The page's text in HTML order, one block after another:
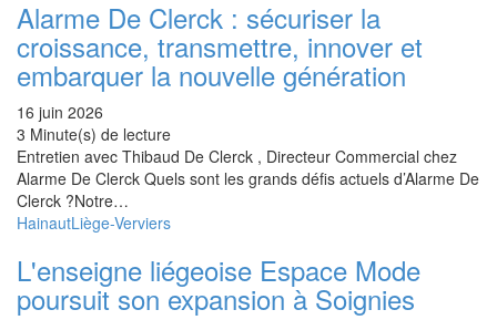
Alarme De Clerck : sécuriser la
croissance, transmettre, innover et
embarquer la nouvelle génération
16 juin 2026
3 Minute(s) de lecture
Entretien avec Thibaud De Clerck , Directeur Commercial chez
Alarme De Clerck Quels sont les grands défis actuels d’Alarme De
Clerck ?Notre…
HainautLiège-Verviers
L'enseigne liégeoise Espace Mode
poursuit son expansion à Soignies